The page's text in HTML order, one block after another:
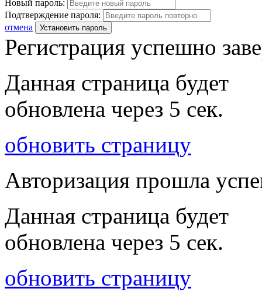
Новый пароль:
Подтверждение пароля:
отмена
Установить пароль
Регистрация успешно
Данная страница будет
обновлена через 5 сек.
обновить страницу
Авторизация прошла
Данная страница будет
обновлена через 5 сек.
обновить страницу